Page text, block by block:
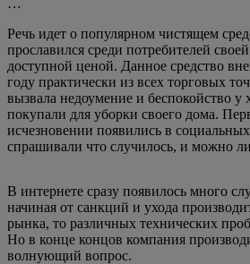
Речь идет о популярном чистящем
прославился среди потребителей
доступной ценой. Данное средство
году практически из всех торговых
вызвала недоумение и беспокойство у
покупали для уборки своего дома.
исчезновении появились в
спрашивали что случилось, и можно
В интернете сразу появилось много
начиная от санкций и ухода
рынка, то различных технических
Но в конце концов компания
волнующий вопрос.